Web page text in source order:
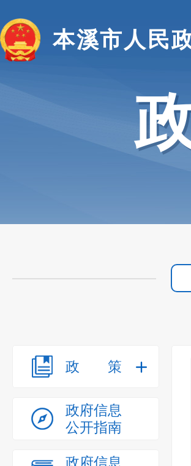
本溪市人民
政策
政府信息
公开指南
政府信息